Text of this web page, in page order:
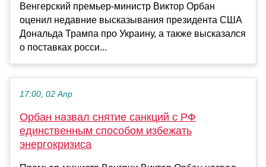
Венгерский премьер-министр Виктор Орбан
оценил недавние высказывания президента США
Дональда Трампа про Украину, а также высказался
о поставках росси...
17:00, 02 Апр
Орбан назвал снятие санкций с РФ
единственным способом избежать
энергокризиса